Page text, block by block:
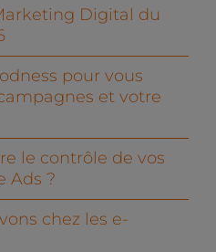
Digital du
pour vous
et votre
le contrôle de vos
Ads ?
chez les e-